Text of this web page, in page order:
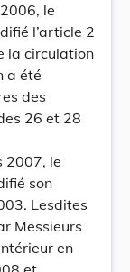
le
l’article 2
la circulation
a été
des
26 et 28
2007, le
son
Lesdites
Messieurs
en